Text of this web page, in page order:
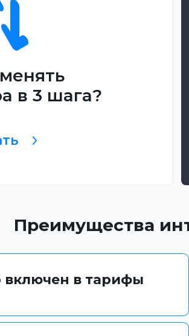
в 3 шага?
Преимущества
включен в тарифы